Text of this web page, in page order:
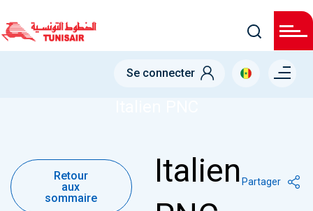
Se connecter Menu right
NODE ITALIEN PNC
aux
sommaireRetour
aux
sommaire
Italien Partager